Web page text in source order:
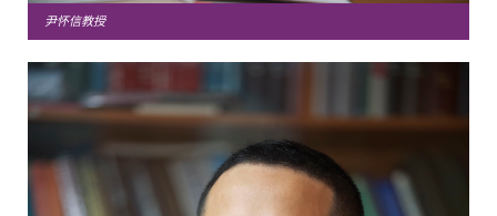
尹怀信教授